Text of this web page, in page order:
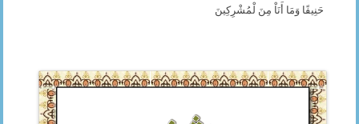
حَنِيفًا وَمَا أَنَاْ مِنَ لْمُشْرِكِينَ